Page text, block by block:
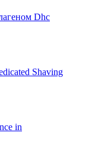
Dhc
Shaving
in